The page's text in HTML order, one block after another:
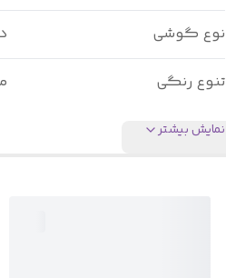
نوع گوشی
تنوع رنگی
نمایش بیشتر